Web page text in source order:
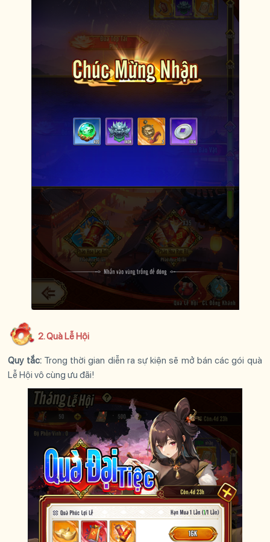
2. Quà Lễ Hội
Quy tắc: Trong thời gian diễn ra sự kiện sẽ mở bán các gói quà
Lễ Hội vô cùng ưu đãi!